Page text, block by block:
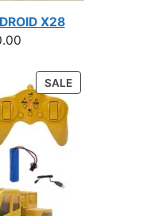
X28
฿990.00.
SALEPRODUCT
ON